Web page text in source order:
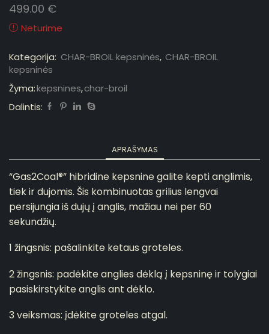
499.00 €
Neturime
Kategorija: CHAR-BROIL kepsninės, CHAR-BROIL
kepsninės
Žyma:kepsnines,char-broil
Dalintis:
APRAŠYMAS
“Gas2Coal®” hibridine kepsnine galite kepti anglimis,
tiek ir dujomis. Šis kombinuotas grilius lengvai
persijungia iš dujų į anglis, mažiau nei per 60
sekundžių.
1 žingsnis: pašalinkite ketaus groteles.
2 žingsnis: padėkite anglies dėklą į kepsninę ir tolygiai
pasiskirstykite anglis ant dėklo.
3 veiksmas: įdėkite groteles atgal.